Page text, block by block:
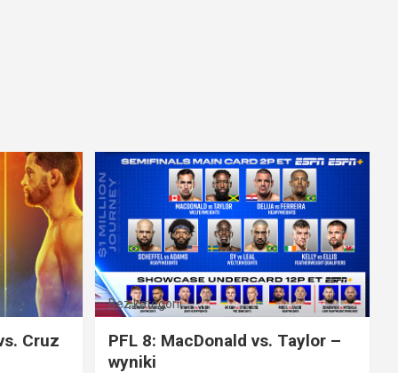
Cruz
Bez kategorii
PFL 8: MacDonald vs. Taylor –
wyniki